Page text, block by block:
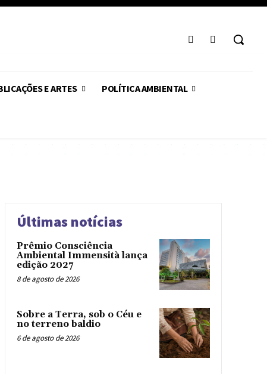
E ARTES POLÍTICA AMBIENTAL
Últimas notícias
Prêmio Consciência
Ambiental Immensità lança
edição 2027
8 de agosto de 2026
Sobre a Terra, sob o Céu e
no terreno baldio
6 de agosto de 2026